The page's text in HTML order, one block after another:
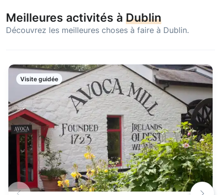
Meilleures activités à Dublin
Découvrez les meilleures choses à faire à Dublin.
Visite guidée